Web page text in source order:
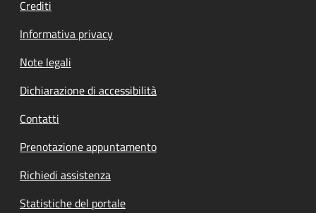
Crediti
Informativa privacy
Note legali
Dichiarazione di accessibilità
Contatti
Prenotazione appuntamento
Richiedi assistenza
Statistiche del portale